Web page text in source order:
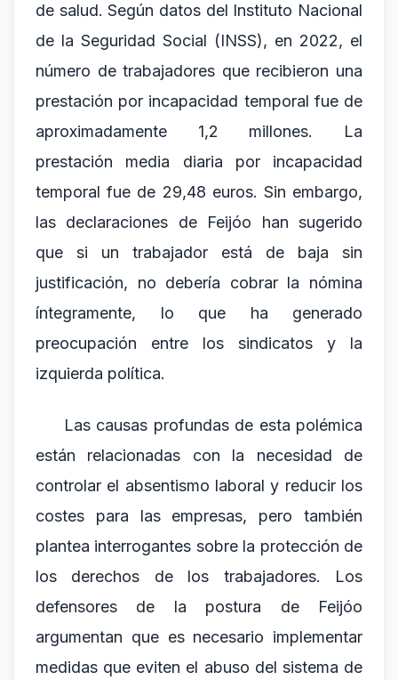
de salud. Según datos del Instituto Nacional
de la Seguridad Social (INSS), en 2022, el
número de trabajadores que recibieron una
prestación por incapacidad temporal fue de
aproximadamente 1,2 millones. La
prestación media diaria por incapacidad
temporal fue de 29,48 euros. Sin embargo,
las declaraciones de Feijóo han sugerido
que si un trabajador está de baja sin
justificación, no debería cobrar la nómina
íntegramente, lo que ha generado
preocupación entre los sindicatos y la
izquierda política.
Las causas profundas de esta polémica
están relacionadas con la necesidad de
controlar el absentismo laboral y reducir los
costes para las empresas, pero también
plantea interrogantes sobre la protección de
los derechos de los trabajadores. Los
defensores de la postura de Feijóo
argumentan que es necesario implementar
medidas que eviten el abuso del sistema de